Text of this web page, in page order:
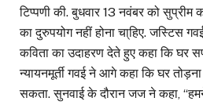
टिप्पणी की. बुधवार 13 नवंबर को सुप्रीम
का दुरुपयोग नहीं होना चा्हिए. जस्टिस
कविता का उदाहरण देते हुए कहा कि घर
न्यायनमूर्ती गवई ने आगे कहा कि घर
सकता. सुनवाई के दौरान जज ने कहा,